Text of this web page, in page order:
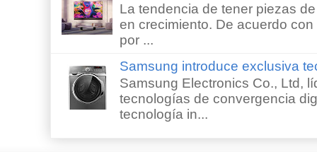
La tendencia de tener piezas
en crecimiento. De acuerdo
por ...
Samsung introduce exclusiva
Samsung Electronics Co., Ltd,
tecnologías de convergencia
tecnología in...